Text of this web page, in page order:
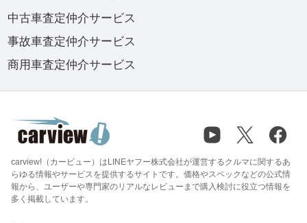
中古車査定仲介サービス
事故車査定仲介サービス
商用車査定仲介サービス
carview!（カービュー）はLINEヤフー株式会社が運営するクルマに関するあ
らゆる情報やサービスを提供するサイトです。価格やスペックなどの公式情
報から、ユーザーや専門家のリアルなレビューまで購入検討に役立つ情報を
多く掲載しています。